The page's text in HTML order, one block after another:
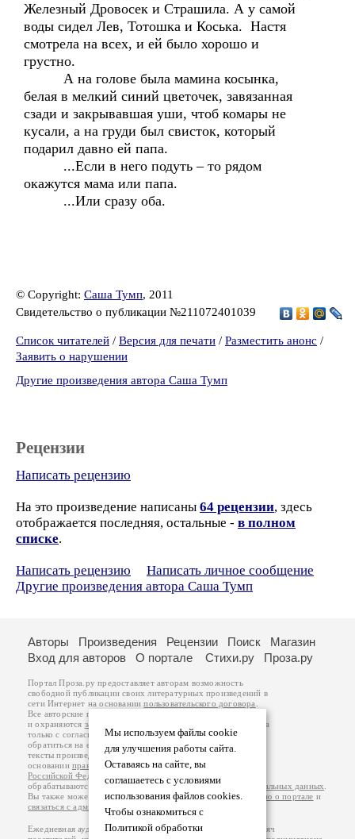
Железный Дровосек и Страшила. А у самой
воды сидел Лев, Тотошка и Коська. Настя
смотрела на всех, и ей было хорошо и
грустно.
А на голове была мамина косынка,
белая в мелкий синий цветочек, завязанная
сзади и закрывавшая уши, чтоб комары не
кусали, а на груди был свисток, который
подарил давно ей папа.
...Если в него подуть – то рядом
окажутся мама или папа.
...Или сразу оба.
© Copyright: Саша Тумп, 2011
Свидетельство о публикации №211072401039
Список читателей / Версия для печати / Разместить анонс /
Заявить о нарушении
Другие произведения автора Саша Тумп
Рецензии
Написать рецензию
На это произведение написаны 64 рецензии, здесь
отображается последняя, остальные - в полном
списке.
Написать рецензию
Написать личное сообщение
Другие произведения автора Саша Тумп
Мы используем файлы cookie
для улучшения работы сайта.
Оставаясь на сайте, вы
соглашаетесь с условиями
использования файлов cookies.
Чтобы ознакомиться с
Политикой обработки
Авторы Произведения Рецензии Поиск
Магазин
Вход для авторов
О портале Стихи.ру Проза.ру
Портал Проза.ру предоставляет авторам возможность
свободной публикации своих литературных произведений в
сети Интернет на основаниипользовательского договора
Все авторские права на произведения принадлежат авторам
и охраняются законом
. Перепечатка произведений возможна
только с согласия его автора, к которому вы можете
обратиться на его авторской странице. Ответственность за
тексты произведений авторы несут самостоятельно на
основанииправил публикацииизаконодательства
Российской Федерации
обрабатываются на основанииПолитики обработки персональных данных
Вы также можете посмотреть более подробнуюинформацию о портале и
связаться с администрацией
Ежедневная аудитория портала Проза.ру – порядка 100 тысяч